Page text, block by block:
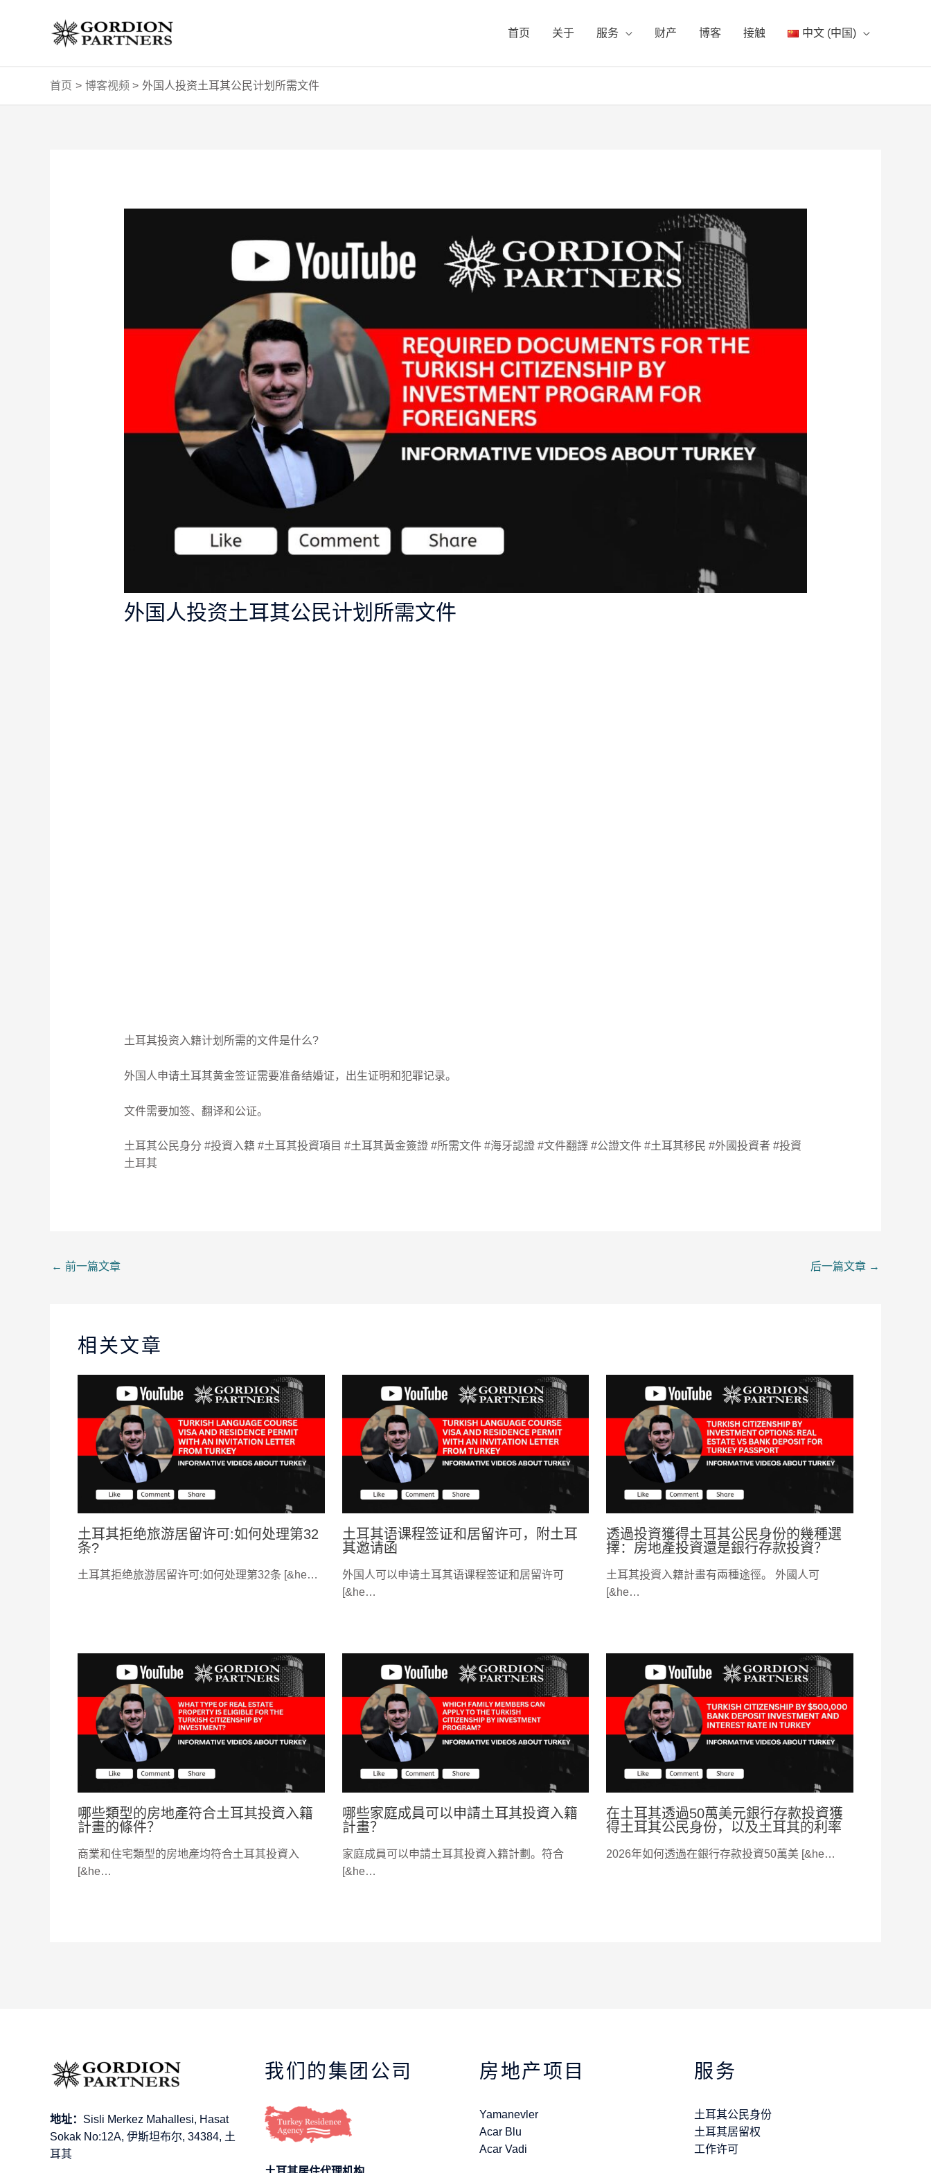
首页 关于 服务 财产 博客 接触 中文 (中国)
首页 博客视频 外国人投资土耳其公民计划所需文件
外国人投资土耳其公民计划所需文件
土耳其投资入籍计划所需的文件是什么?
外国人申请土耳其黄金签证需要准备结婚证，出生证明和犯罪记录。
文件需要加签、翻译和公证。
土耳其公民身分 #投資入籍 #土耳其投資項目 #土耳其黃金簽證 #所需文件 #海牙認證 #文件翻譯 #公證文件 #土耳其移民 #外國投資者 #投資
土耳其
← 前一篇文章 后一篇文章 →
相关文章
土耳其拒绝旅游居留许可:如何处理第32
条?
土耳其拒绝旅游居留许可:如何处理第32条 [&he…
土耳其语课程签证和居留许可，附土耳
其邀请函
外国人可以申请土耳其语课程签证和居留许可
[&he…
透過投資獲得土耳其公民身份的幾種選
擇：房地產投資還是銀行存款投資？
土耳其投資入籍計畫有兩種途徑。 外國人可
[&he…
哪些類型的房地產符合土耳其投資入籍
計畫的條件？
商業和住宅類型的房地產均符合土耳其投資入
[&he…
哪些家庭成員可以申請土耳其投資入籍
計畫？
家庭成員可以申請土耳其投資入籍計劃。符合
[&he…
在土耳其透過50萬美元銀行存款投資獲
得土耳其公民身份，以及土耳其的利率
2026年如何透過在銀行存款投資50萬美 [&he…
地址： Sisli Merkez Mahallesi, Hasat
Sokak No:12A, 伊斯坦布尔, 34384, 土
耳其
我们的集团公司 房地产项目
Yamanevler
Acar Blu
Acar Vadi
服务
土耳其公民身份
土耳其居留权
工作许可